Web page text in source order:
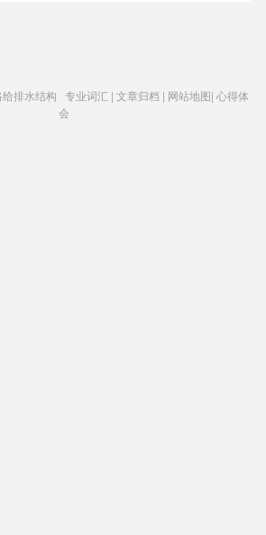
排水结构 专业词汇 | 文章归档 | 网站地图| 心得体
会